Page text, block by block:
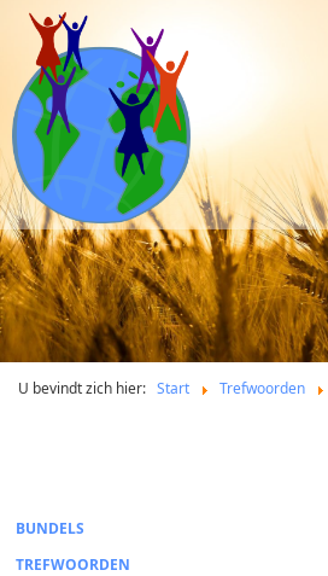
U bevindt zich hier: Start Trefwoorden
BUNDELS
TREFWOORDEN